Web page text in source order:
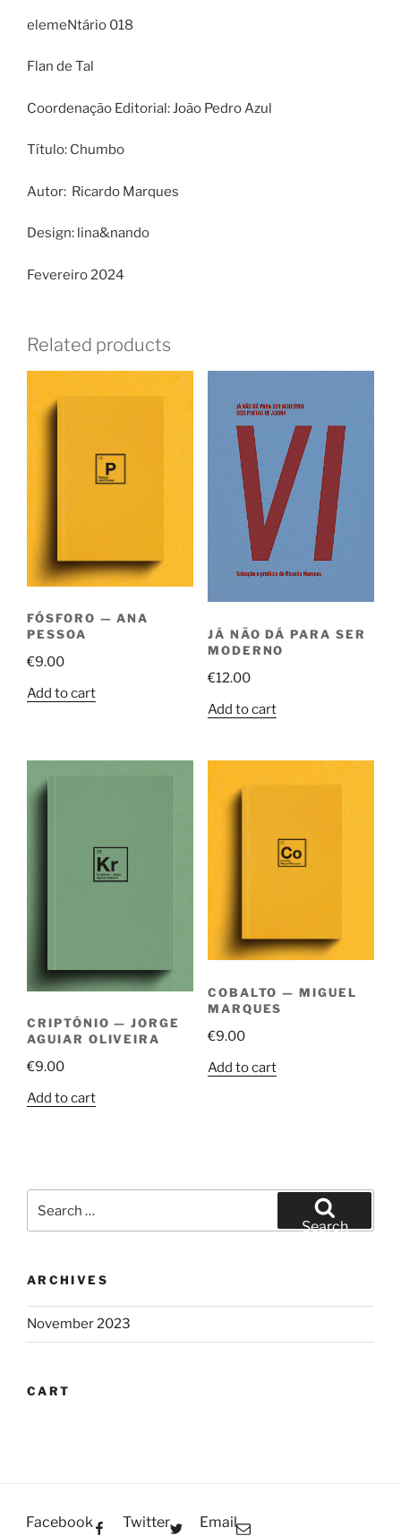
elemeNtário 018
Flan de Tal
Coordenação Editorial: João Pedro Azul
Título: Chumbo
Autor: Ricardo Marques
Design: lina&nando
Fevereiro 2024
Related products
FÓSFORO — ANA
PESSOA
€9.00
Add to cart
JÁ NÃO DÁ PARA SER
MODERNO
€12.00
Add to cart
CRIPTÓNIO — JORGE
AGUIAR OLIVEIRA
€9.00
Add to cart
COBALTO — MIGUEL
MARQUES
€9.00
Add to cart
for:
Search
ARCHIVES
November 2023
CART
Facebook Twitter Email